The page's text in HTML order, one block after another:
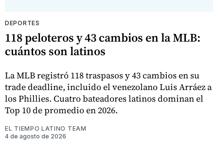
DEPORTES
118 peloteros y 43 cambios en la MLB:
cuántos son latinos
La MLB registró 118 traspasos y 43 cambios en su
trade deadline, incluido el venezolano Luis Arráez a
los Phillies. Cuatro bateadores latinos dominan el
Top 10 de promedio en 2026.
EL TIEMPO LATINO TEAM
4 de agosto de 2026